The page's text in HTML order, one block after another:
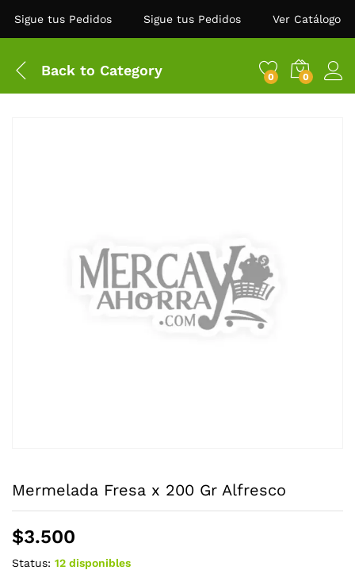
Sigue tus Pedidos Sigue tus Pedidos Ver Catálogo
Back to Category 0 0
Mermelada Fresa x 200 Gr Alfresco
$3.500
Status: 12 disponibles